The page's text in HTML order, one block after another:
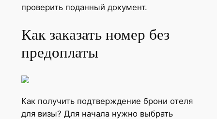
проверить поданный документ.
Как заказать номер без
предоплаты
Как получить подтверждение брони отеля
для визы? Для начала нужно выбрать